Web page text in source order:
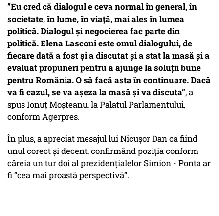
”Eu cred că dialogul e ceva normal în general, în
societate, în lume, în viaţă, mai ales în lumea
politică. Dialogul şi negocierea fac parte din
politică. Elena Lasconi este omul dialogului, de
fiecare dată a fost şi a discutat şi a stat la masă şi a
evaluat propuneri pentru a ajunge la soluţii bune
pentru România. O să facă asta în continuare. Dacă
va fi cazul, se va aşeza la masă şi va discuta”, a
spus Ionuț Moşteanu, la Palatul Parlamentului,
conform Agerpres.
În plus, a apreciat mesajul lui Nicușor Dan ca fiind
unul corect și decent, confirmând poziția conform
căreia un tur doi al prezidențialelor Simion - Ponta ar
fi ”cea mai proastă perspectivă”.